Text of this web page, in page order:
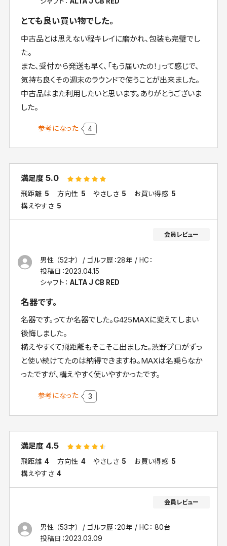
とても良い買い物でした。
中古品とは思えない程キレイに磨かれ、包装も完璧でし
た。
また、受付から発送も早く、「もう届いたの！」って感じで、
気持ち良くその週末のラウンドで使うことが出来ました。
中古品はまた利用したいと思います。ありがとうございま
した。
参考になった 4
満足度5.0
飛距離 5 方向性 5 やさしさ 5 お買い得感 5
構えやすさ 5
男性 （52才） ゴルフ歴：28年
HC：
投稿日：2023.04.15
シャフト： ALTA J CB RED
名器です。
名器です。ってか名器でした。G425MAXに変えてしまい
後悔しました。
構えやすくて飛距離もそこそこ出ました。渋野プロがずっ
と使い続けてたのは納得できますね。MAXは名乗らなか
ったですが、構えやすく使いやすかったです。
参考になった 3
満足度 4.5
飛距離 4 方向性 4 やさしさ 5 お買い得感 5
構えやすさ 4
男性 （53才） ゴルフ歴：20年
HC： 80台
投稿日：2023.03.09